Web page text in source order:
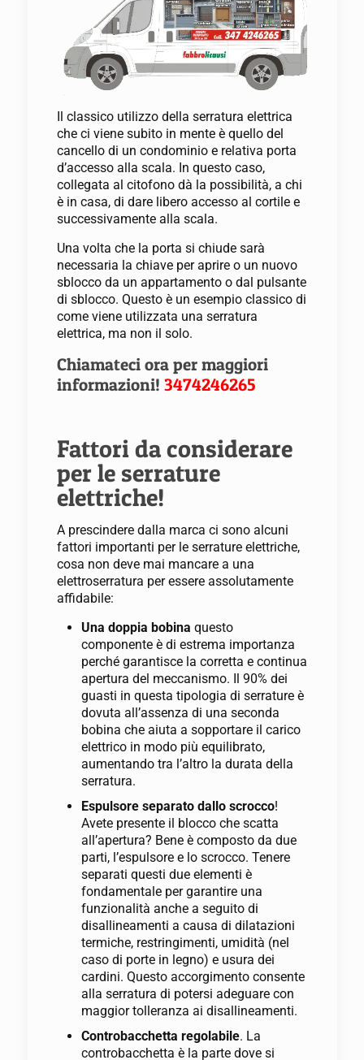
Il classico utilizzo della serratura elettrica
che ci viene subito in mente è quello del
cancello di un condominio e relativa porta
d’accesso alla scala. In questo caso,
collegata al citofono dà la possibilità, a chi
è in casa, di dare libero accesso al cortile e
successivamente alla scala.
Una volta che la porta si chiude sarà
necessaria la chiave per aprire o un nuovo
sblocco da un appartamento o dal pulsante
di sblocco. Questo è un esempio classico di
come viene utilizzata una serratura
elettrica, ma non il solo.
Chiamateci ora per maggiori
informazioni! 3474246265
Fattori da considerare
per le serrature
elettriche!
A prescindere dalla marca ci sono alcuni
fattori importanti per le serrature elettriche,
cosa non deve mai mancare a una
elettroserratura per essere assolutamente
affidabile:
Una doppia bobina questo
componente è di estrema importanza
perché garantisce la corretta e continua
apertura del meccanismo. Il 90% dei
guasti in questa tipologia di serrature è
dovuta all’assenza di una seconda
bobina che aiuta a sopportare il carico
elettrico in modo più equilibrato,
aumentando tra l’altro la durata della
serratura.
Espulsore separato dallo scrocco!
Avete presente il blocco che scatta
all’apertura? Bene è composto da due
parti, l’espulsore e lo scrocco. Tenere
separati questi due elementi è
fondamentale per garantire una
funzionalità anche a seguito di
disallineamenti a causa di dilatazioni
termiche, restringimenti, umidità (nel
caso di porte in legno) e usura dei
cardini. Questo accorgimento consente
alla serratura di potersi adeguare con
maggior tolleranza ai disallineamenti.
Controbacchetta regolabile. La
controbacchetta è la parte dove si